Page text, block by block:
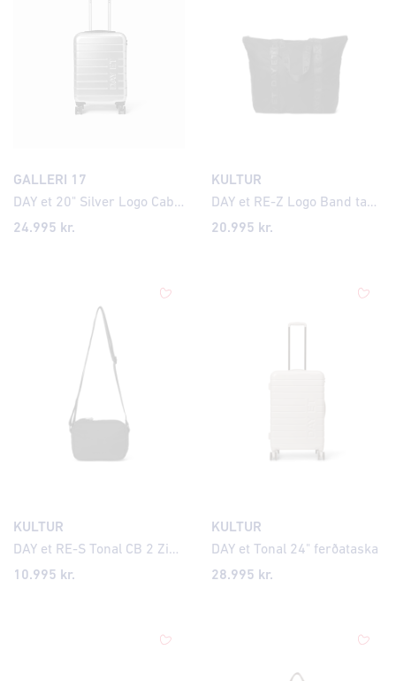
GALLERI 17
DAY et 20" Silver Logo Cabin ferðataska
24.995 kr.
KULTUR
DAY et RE-Z Logo Band taska
20.995 kr.
KULTUR
DAY et RE-S Tonal CB 2 Zip hliðartaska
10.995 kr.
KULTUR
DAY et Tonal 24" ferðataska
28.995 kr.